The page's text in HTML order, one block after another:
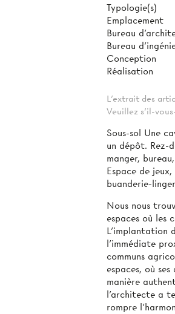
Typologie(s)
Emplacement
Bureau
Bureau
Conception
Réalisation
L'extrait des
Veuillez s'il-
Sous-sol Une
un dépôt. Rez-
manger,
Espace de
buanderie-
Nous nous
espaces où les
L’implantation
l’immédiate
communs
espaces, où
manière
l’architecte a
rompre